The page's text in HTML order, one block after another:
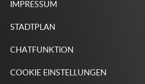
IMPRESSUM
STADTPLAN
CHATFUNKTION
COOKIE EINSTELLUNGEN